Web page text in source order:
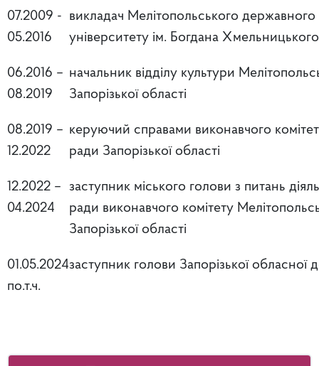
07.2009 -
05.2016
викладач Мелітопольського державного
університету ім. Богдана Хмельницького
06.2016 –
08.2019
начальник відділу культури
Запорізької області
08.2019 –
12.2022
керуючий справами виконавчого
ради Запорізької області
12.2022 –
04.2024
заступник міського голови з питань
ради виконавчого комітету
Запорізької області
01.05.2024
по.т.ч.
заступник голови Запорізької обласної